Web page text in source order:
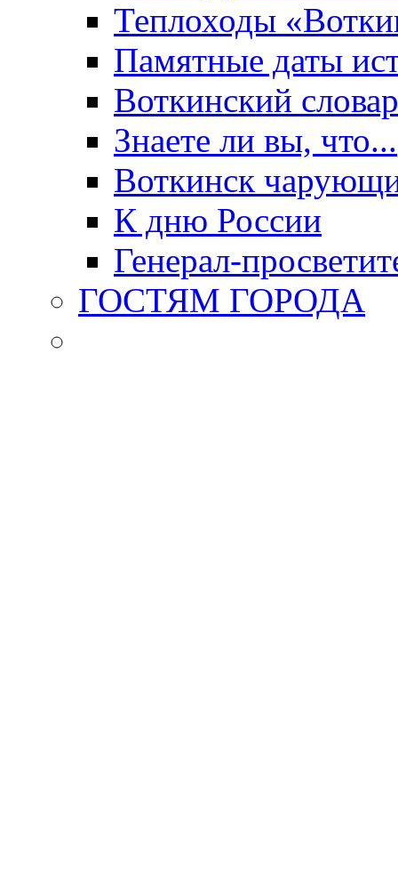
Теплоходы
Памятные даты
Воткинский
Знаете ли вы, что...
Воткинск
К дню России
Генерал-
ГОСТЯМ ГОРОДА